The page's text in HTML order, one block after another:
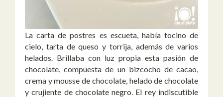
La carta de postres es escueta, había tocino de
cielo, tarta de queso y torrija, además de varios
helados. Brillaba con luz propia esta pasión de
chocolate, compuesta de un bizcocho de cacao,
crema y mousse de chocolate, helado de chocolate
y crujiente de chocolate negro. El rey indiscutible